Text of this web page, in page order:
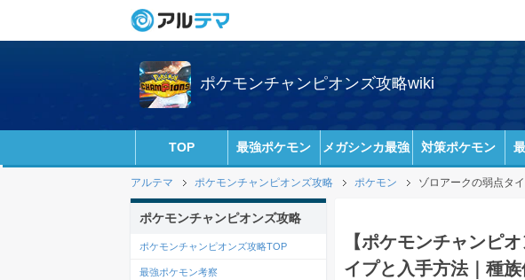
ポケモンチャンピオンズ攻略wiki
TOP 最強ポケモン メガシンカ最強 対策ポケモン
アルテマ ポケモンチャンピオンズ攻略 ポケモン ゾロアークの弱点タ
【ポケモンチャンピ
イプと入手方法｜種
ポケモンチャンピオンズ攻略
ポケモンチャンピオンズ攻略TOP
最強ポケモン考察